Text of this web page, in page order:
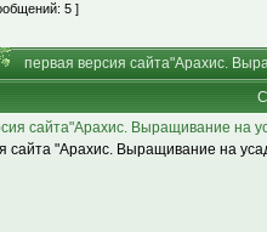
5 ]
первая версия сайта"Арахис.
сайта"Арахис. Выращивание на
сайта "Арахис. Выращивание на